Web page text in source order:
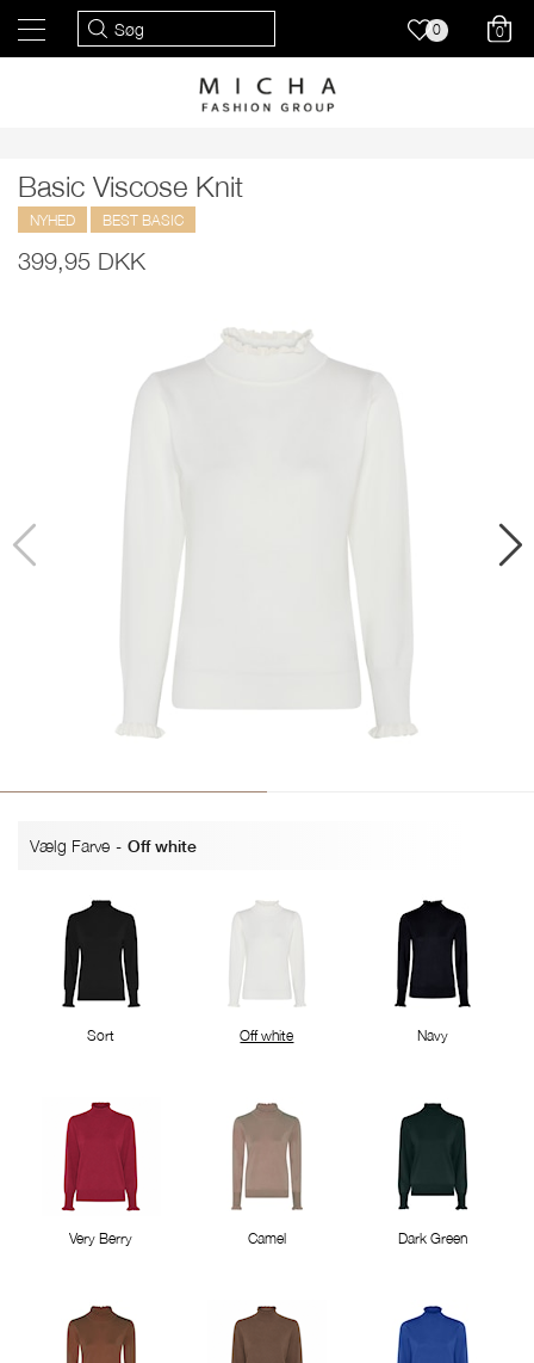
0 0
Basic Viscose Knit
NYHED BEST BASIC
399,95 DKK
Vælg Farve - Off white
Sort Off white Navy
Very Berry Camel Dark Green